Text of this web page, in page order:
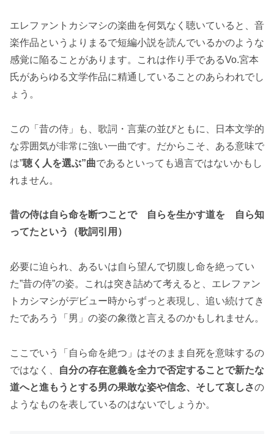
エレファントカシマシの楽曲を何気なく聴いていると、音
楽作品というよりまるで短編小説を読んでいるかのような
感覚に陥ることがあります。これは作り手であるVo.宮本
氏があらゆる文学作品に精通していることのあらわれでし
ょう。
この「昔の侍」も、歌詞・言葉の並びともに、日本文学的
な雰囲気が非常に強い一曲です。だからこそ、ある意味で
は”聴く人を選ぶ”曲であるといっても過言ではないかもし
れません。
昔の侍は自ら命を断つことで 自らを生かす道を 自ら知
ってたという（歌詞引用）
必要に迫られ、あるいは自ら望んで切腹し命を絶ってい
た”昔の侍”の姿。これは突き詰めて考えると、エレファン
トカシマシがデビュー時からずっと表現し、追い続けてき
たであろう「男」の姿の象徴と言えるのかもしれません。
ここでいう「自ら命を絶つ」はそのまま自死を意味するの
ではなく、
自分の存在意義を全力で否定することで新たな
道へと進もうとする男の果敢な姿や信念、そして哀しさの
ようなものを表しているのはないでしょうか。